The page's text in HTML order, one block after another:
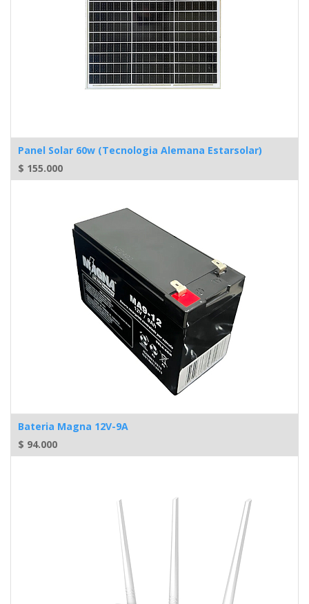
Panel Solar 60w (Tecnologia Alemana Estarsolar)
$ 155.000
Bateria Magna 12V-9A
$ 94.000